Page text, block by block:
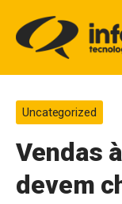
Uncategorized
Vendas
devem